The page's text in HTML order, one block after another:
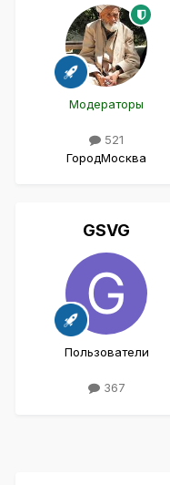
Модераторы
521
ГородМосква
GSVG
Пользователи
367